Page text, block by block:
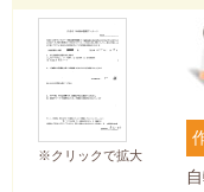
※クリックで拡大